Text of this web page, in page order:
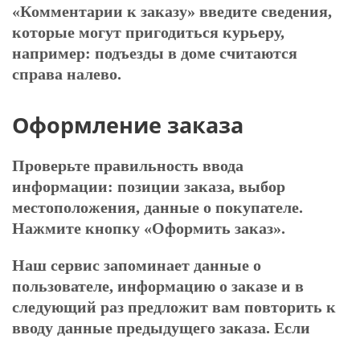
«Комментарии к заказу» введите сведения,
которые могут пригодиться курьеру,
например: подъезды в доме считаются
справа налево.
Оформление заказа
Проверьте правильность ввода
информации: позиции заказа, выбор
местоположения, данные о покупателе.
Нажмите кнопку «Оформить заказ».
Наш сервис запоминает данные о
пользователе, информацию о заказе и в
следующий раз предложит вам повторить к
вводу данные предыдущего заказа. Если